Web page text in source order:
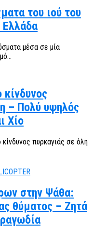
του ιού του
Ελλάδα
μέσα σε μία
– Πολύ υψηλός
Χίο
πυρκαγιάς σε όλη
στην Ψάθα:
θύματος – Ζητά